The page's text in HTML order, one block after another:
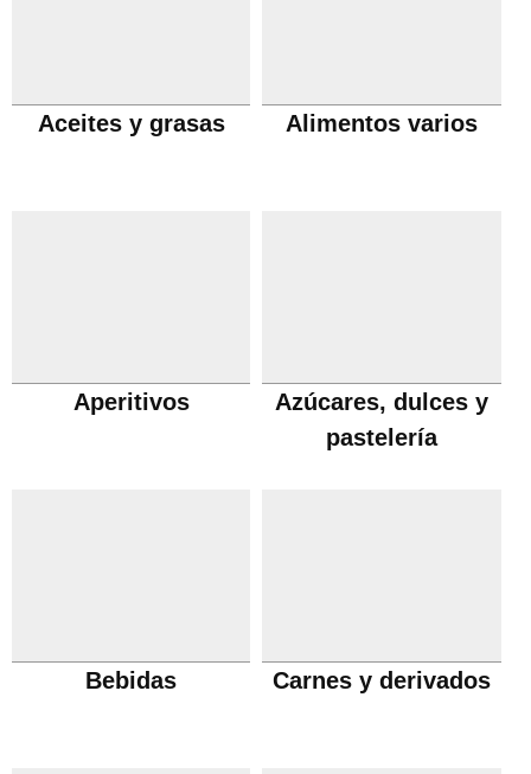
Aceites y grasas Alimentos varios
Aperitivos
Azúcares, dulces y
pastelería
Bebidas Carnes y derivados